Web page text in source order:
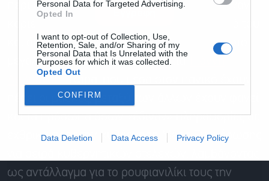
Personal Data for Targeted Advertising.
Opted In
I want to opt-out of Collection, Use,
Retention, Sale, and/or Sharing of my
Personal Data that Is Unrelated with the
Purposes for which it was collected.
Opted Out
CONFIRM
Data Deletion Data Access Privacy Policy
περί ανασχηματισμού σε κάτι sites που έκαναν
και όποιον συνεργάτη του δεν υποκλίθηκε στο
μεγαλείο του μεγαλοεπιχειρηματία
Λαβράνου
πέσει οι μάσκες, μεταξύ των άλλων έχουν φανεί
και τα πρόσωπα όσων «έδιναν» πληροφορίες σε
εχθρικά προς την κυβέρνηση Μέσα Ενημέρωσης
ως αντάλλαγμα για το ρουφιανιλίκι τους την